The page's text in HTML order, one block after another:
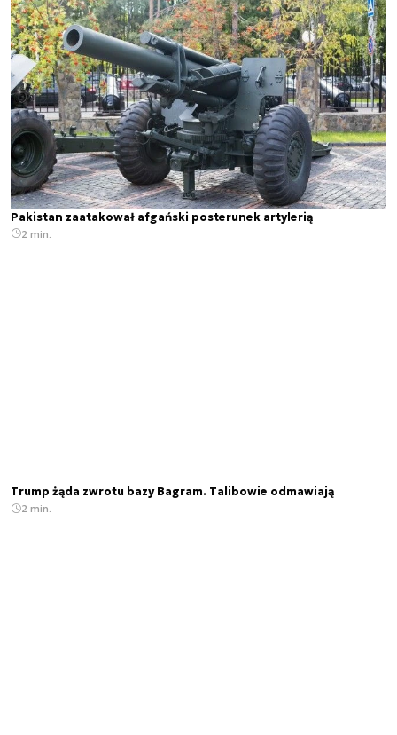
Pakistan zaatakował afgański posterunek artylerią
2 min.
Trump żąda zwrotu bazy Bagram. Talibowie odmawiają
2 min.